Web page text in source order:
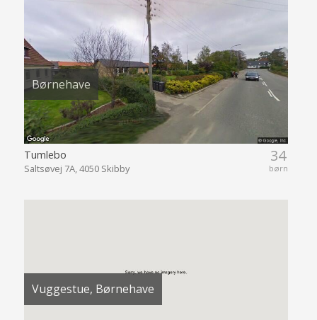
Børnehave
34
børn
Tumlebo
Saltsøvej 7A, 4050 Skibby
Vuggestue, Børnehave